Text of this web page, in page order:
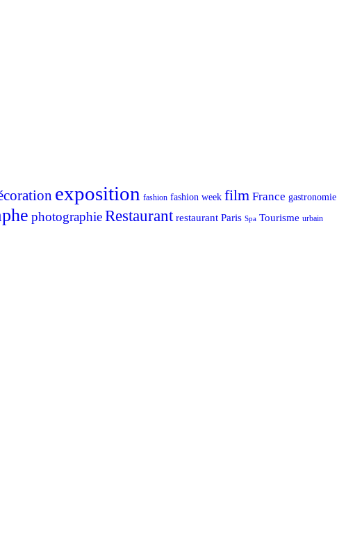
exposition fashion fashion week film France gastronomie
photographieRestaurant restaurant Paris Spa Tourisme urbain